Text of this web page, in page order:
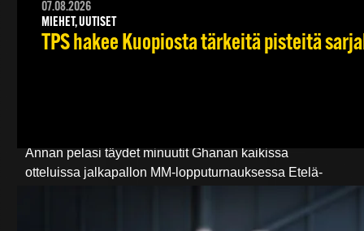
Simo Roiha, Demba Savage, Olli Jakonen, Linus
Rönnberg ja Onnipekka Pajula.
Keskikentällä TPS:llä on huima määrä taitoa ja
Annan pelasi täydet minuutit Ghanan kaikissa
otteluissa jalkapallon MM-lopputurnauksessa Etelä-
Yksi Ykkösen mielenkiintoisimpia seurattavia on
07.08.2026
MIEHET, UUTISET
TPS hakee Kuopiosta tärkeitä pisteitä